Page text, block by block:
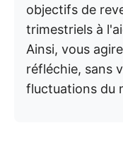
objectifs de
trimestriels à
Ainsi, vous
réfléchie, sans
fluctuations du